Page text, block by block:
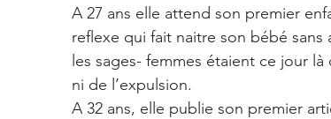
A 27 ans elle attend son premier
reflexe qui fait naitre son bébé sans
les sages- femmes étaient ce jour
ni de l’expulsion.
A 32 ans, elle publie son premier